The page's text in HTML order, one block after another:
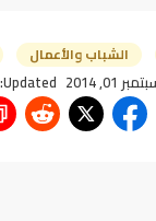
الشباب والأعمال
01, 2014
Updated: